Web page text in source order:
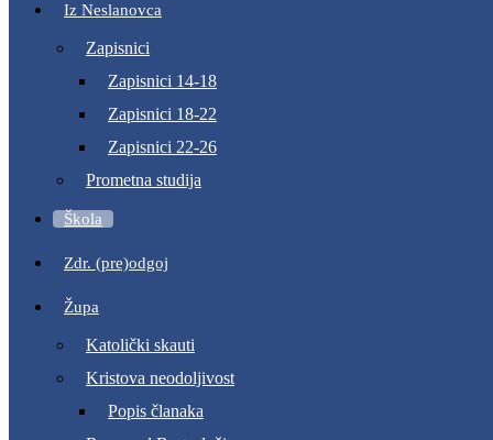
Iz Neslanovca
Zapisnici
Zapisnici 14-18
Zapisnici 18-22
Zapisnici 22-26
Prometna studija
Škola
Zdr. (pre)odgoj
Župa
Katolički skauti
Kristova neodoljivost
Popis članaka